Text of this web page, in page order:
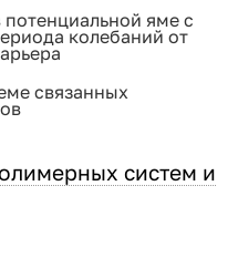
потенциальной яме с
колебаний от
связанных
систем и